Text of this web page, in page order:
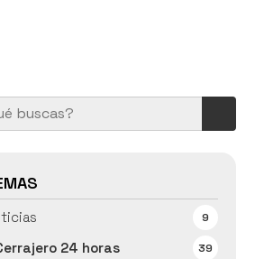
9
24 horas 39